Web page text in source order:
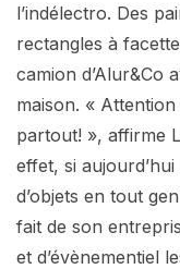
l’indélectro. Des
rectangles à
camion d’Alur&Co
maison. «
partout! », affirme
effet, si
d’objets en tout
fait de son
et d’évènementiel